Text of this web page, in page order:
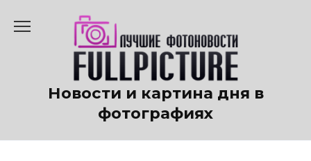
содержанию
Новости и картина дня в
фотографиях